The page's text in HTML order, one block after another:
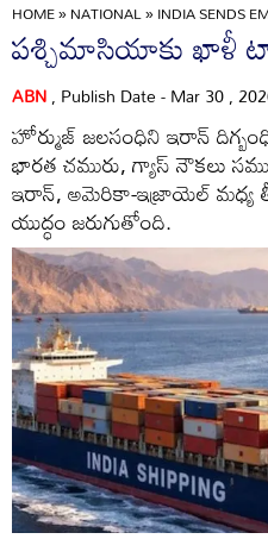
HOME»NATIONAL»INDIA SENDS
పశ్చిమాసియాకు ఖాళీ
ABN, Publish Date - Mar 30 ,
హోర్ముజ్‌ జలసంధిని ఇరాన్‌
భారత చమురు, గ్యాస్‌ నౌకలు
ఇరాన్‌, అమెరికా-ఇజ్రాయెల్‌ మధ్య
యుద్ధం జరుగుతోంది.